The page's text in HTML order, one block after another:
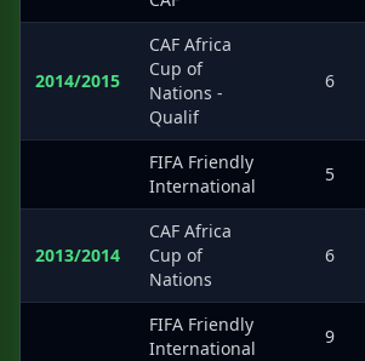
2014/2015
CAF Africa
Cup of
Nations -
Qualif
6
FIFA Friendly
International
5
2013/2014
CAF Africa
Cup of
Nations
6
FIFA Friendly
International
9